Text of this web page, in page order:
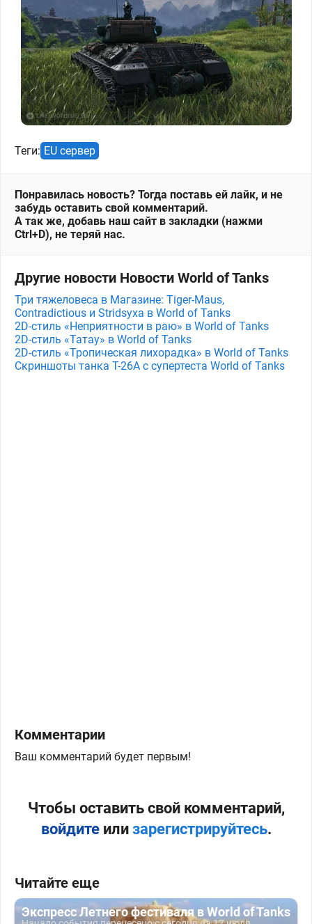
Теги: EU сервер
Понравилась новость? Тогда поставь ей лайк, и не
забудь оставить свой комментарий.
А так же, добавь наш сайт в закладки (нажми
Ctrl+D), не теряй нас.
Другие новости Новости World of Tanks
Три тяжеловеса в Магазине: Tiger-Maus,
Contradictious и Stridsyxa в World of Tanks
2D-стиль «Неприятности в раю» в World of Tanks
2D-стиль «Татау» в World of Tanks
2D-стиль «Тропическая лихорадка» в World of Tanks
Скриншоты танка T-26A с супертеста World of Tanks
Комментарии
Ваш комментарий будет первым!
Чтобы оставить свой комментарий,
войдитеили зарегистрируйтесь.
Читайте еще
Экспресс Летнего фестиваля в World of Tanks